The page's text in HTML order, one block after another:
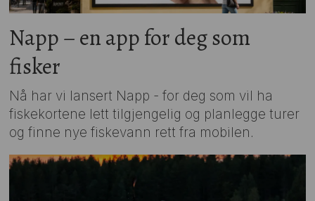
Napp – en app for deg som
fisker
Nå har vi lansert Napp - for deg som vil ha
fiskekortene lett tilgjengelig og planlegge turer
og finne nye fiskevann rett fra mobilen.